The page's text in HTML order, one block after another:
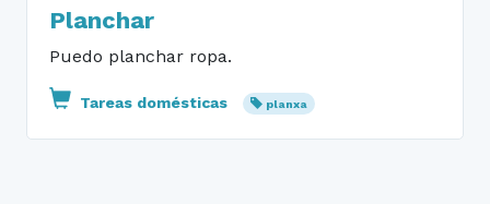
Planchar
Puedo planchar ropa.
Tareas domésticas planxa